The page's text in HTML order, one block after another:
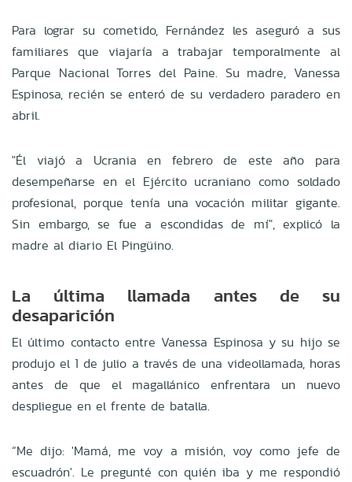
Para lograr su cometido, Fernández les aseguró a sus
familiares que viajaría a trabajar temporalmente al
Parque Nacional Torres del Paine. Su madre, Vanessa
Espinosa, recién se enteró de su verdadero paradero en
abril.
"Él viajó a Ucrania en febrero de este año para
desempeñarse en el Ejército ucraniano como soldado
profesional, porque tenía una vocación militar gigante.
Sin embargo, se fue a escondidas de mí", explicó la
madre al diario El Pingüino.
La última llamada antes de su
desaparición
El último contacto entre Vanessa Espinosa y su hijo se
produjo el 1 de julio a través de una videollamada, horas
antes de que el magallánico enfrentara un nuevo
despliegue en el frente de batalla.
“Me dijo: 'Mamá, me voy a misión, voy como jefe de
escuadrón'. Le pregunté con quién iba y me respondió